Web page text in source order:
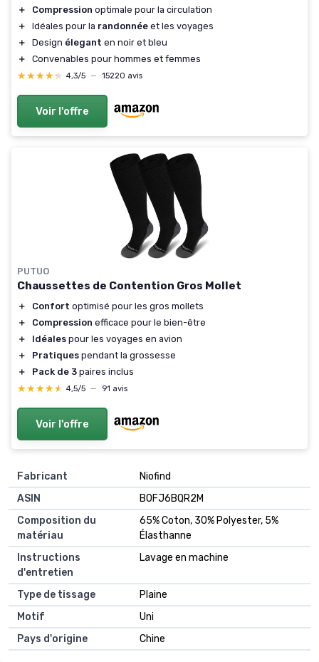
＋ Compression optimale pour la circulation
＋
Idéales pour la randonnée et les voyages
＋
Design élegant en noir et bleu
＋
Convenables pour hommes et femmes
★★★★★
★★★★★ 4,3/5 — 15220 avis
Voir l'offre
PUTUO
Chaussettes de Contention Gros Mollet
＋ Confort optimisé pour les gros mollets
＋
Compression efficace pour le bien-être
＋
Idéales pour les voyages en avion
＋
Pratiques pendant la grossesse
＋
Pack de 3 paires inclus
★★★★★
★★★★★ 4,5/5 — 91 avis
Voir l'offre
Fabricant
Niofind
ASIN
B0FJ6BQR2M
Composition du
matériau
65% Coton, 30% Polyester, 5%
Élasthanne
Instructions
d'entretien
Lavage en machine
Type de tissage
Plaine
Motif
Uni
Pays d'origine
Chine